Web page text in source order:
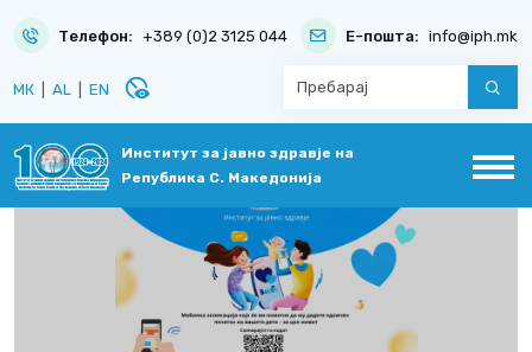
Телефон: +389 (0)2 3125 044 Е-пошта: info@iph.mk
МК AL EN disabled_visible
Институт за јавно здравје на
Република С. Македонија